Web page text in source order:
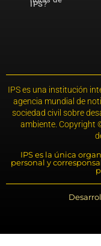
IPS?
IPS es una institución
agencia mundial de
sociedad civil sobre
ambiente. Copyright
IPS es la única
personal y